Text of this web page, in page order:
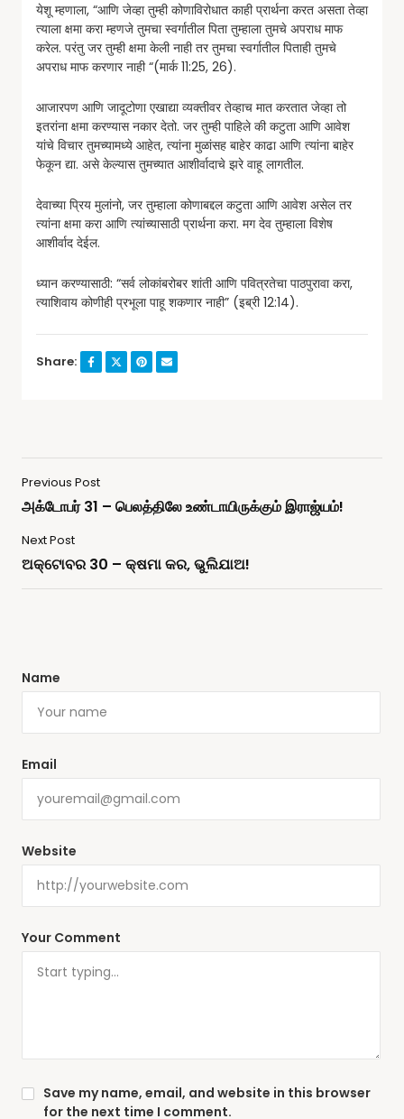
येशू म्हणाला, “आणि जेव्हा तुम्ही कोणाविरोधात काही प्रार्थना करत असता तेव्हा
त्याला क्षमा करा म्हणजे तुमचा स्वर्गातील पिता तुम्हाला तुमचे अपराध माफ
करेल. परंतु जर तुम्ही क्षमा केली नाही तर तुमचा स्वर्गातील पिताही तुमचे
अपराध माफ करणार नाही “(मार्क 11:25, 26).
आजारपण आणि जादूटोणा एखाद्या व्यक्तीवर तेव्हाच मात करतात जेव्हा तो
इतरांना क्षमा करण्यास नकार देतो. जर तुम्ही पाहिले की कटुता आणि आवेश
यांचे विचार तुमच्यामध्ये आहेत, त्यांना मुळांसह बाहेर काढा आणि त्यांना बाहेर
फेकून द्या. असे केल्यास तुमच्यात आशीर्वादाचे झरे वाहू लागतील.
देवाच्या प्रिय मुलांनो, जर तुम्हाला कोणाबद्दल कटुता आणि आवेश असेल तर
त्यांना क्षमा करा आणि त्यांच्यासाठी प्रार्थना करा. मग देव तुम्हाला विशेष
आशीर्वाद देईल.
ध्यान करण्यासाठी: “सर्व लोकांबरोबर शांती आणि पवित्रतेचा पाठपुरावा करा,
त्याशिवाय कोणीही प्रभूला पाहू शकणार नाही” (इब्री 12:14).
Share:
Previous Post
அக்டோபர் 31 – பெலத்திலே உண்டாயிருக்கும் இராஜ்யம்!
Next Post
ଅକ୍ଟୋବର 30 – କ୍ଷମା କର, ଭୁଲିଯାଅ!
Your Comment
Name
Email
Website
Save my name, email, and website in this browser
for the next time I comment.